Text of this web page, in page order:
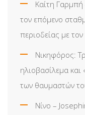
Καίτη
τον επόμενο
περιοδείας με
Νικηφόρος:
ηλιοβασίλεμα και
των θαυμαστών
Νίνο –